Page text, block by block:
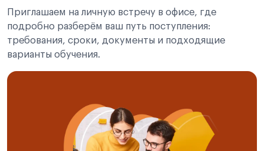
Приглашаем на личную встречу в офисе, где
подробно разберём ваш путь поступления:
требования, сроки, документы и подходящие
варианты обучения.